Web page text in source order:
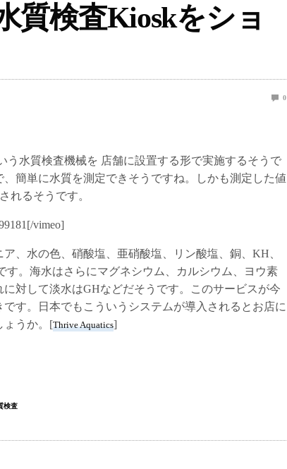
質検査Kioskをショ
0
う水質検査機械を 店舗に設置する形で実施するそうで
簡単に水質を測定できそうですね。しかも測定した値
れるそうです。
vimeo]
、水の色、硝酸塩、亜硝酸塩、リン酸塩、銅、KH、
す。海水はさらにマグネシウム、カルシウム、ヨウ素
対して淡水はGHなどだそうです。このサービスが今
す。日本でもこういうシステムが導入されるとお店に
ょうか。[Thrive Aquatics]
検査